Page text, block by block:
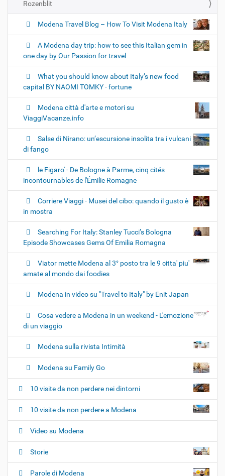
Rozenblit
Modena Travel Blog – How To Visit Modena Italy
A Modena day trip: how to see this Italian gem in
one day by Our Passion for travel
What you should know about Italy’s new food
capital BY NAOMI TOMKY - fortune
Modena città d'arte e motori su
ViaggiVacanze.info
Salse di Nirano: un’escursione insolita tra i vulcani
di fango
le Figaro' - De Bologne à Parme, cinq cités
incontournables de l'Émilie Romagne
Corriere Viaggi - Musei del cibo: quando il gusto è
in mostra
Searching For Italy: Stanley Tucci’s Bologna
Episode Showcases Gems Of Emilia Romagna
Viator mette Modena al 3° posto tra le 9 citta' piu'
amate al mondo dai foodies
Modena in video su "Travel to Italy" by Enit Japan
Cosa vedere a Modena in un weekend - L'emozione
di un viaggio
Modena sulla rivista Intimità
Modena su Family Go
10 visite da non perdere nei dintorni
10 visite da non perdere a Modena
Video su Modena
Storie
Parole di Modena